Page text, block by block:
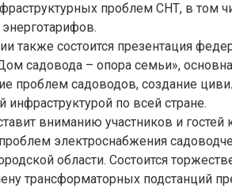
проблем СНТ, в том
также состоится презентация
садовода – опора семьи»,
проблем садоводов, создание
инфраструктурой по всей стране.
вниманию участников и
электроснабжения
области. Состоится
трансформаторных подстанций